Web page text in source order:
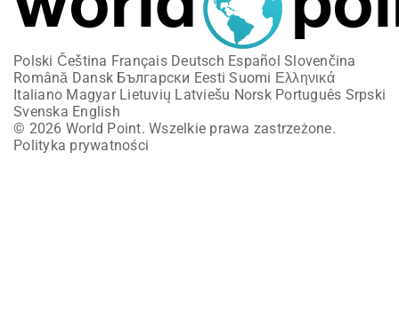
Polski Čeština Français Deutsch Español Slovenčina
Română Dansk Български Eesti Suomi Ελληνικά
Italiano Magyar Lietuvių Latviešu Norsk Português Srpski
Svenska English
© 2026 World Point. Wszelkie prawa zastrzeżone.
Polityka prywatności